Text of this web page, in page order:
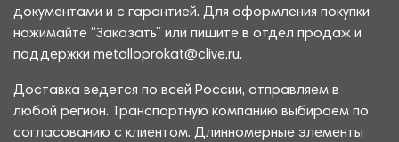
документами и с гарантией. Для оформления покупки
нажимайте “Заказать” или пишите в отдел продаж и
поддержки metalloprokat@clive.ru.
Доставка ведется по всей России, отправляем в
любой регион. Транспортную компанию выбираем по
согласованию с клиентом. Длинномерные элементы